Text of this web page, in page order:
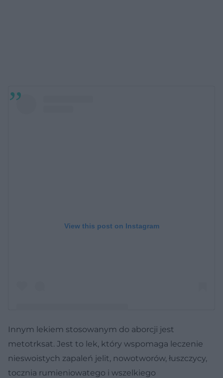
View this post on Instagram
A post shared by Aborcyjny Dream Team
(@aborcyjnydream)
Innym lekiem stosowanym do aborcji jest
metotrksat. Jest to lek, który wspomaga leczenie
nieswoistych zapaleń jelit, nowotworów, łuszczycy,
tocznia rumieniowatego i wszelkiego